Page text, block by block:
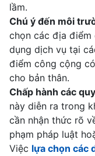
lầm.
Chú ý đến môi
chọn các địa
dụng dịch vụ tại
điểm công cộng
cho bản thân.
Chấp hành các
này diễn ra trong
cần nhận thức rõ
phạm pháp luật
Việc lựa chọn các